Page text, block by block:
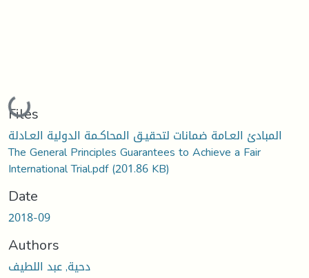
Loading...
Files
المبادئ العـامة ضمانات لتحقيـق المحاكـمة الدولية العـادلة
The General Principles Guarantees to Achieve a Fair
International Trial.pdf(201.86 KB)
Date
2018-09
Authors
دحية, عبد اللطيف